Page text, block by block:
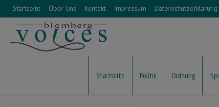
Startseite Über Uns Kontakt Impressum Datenschutzerklärung
Startseite Politik Ordnung